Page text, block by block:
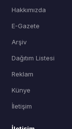
Hakkımızda
E-Gazete
Arşiv
Dağıtım Listesi
Reklam
Künye
İletişim